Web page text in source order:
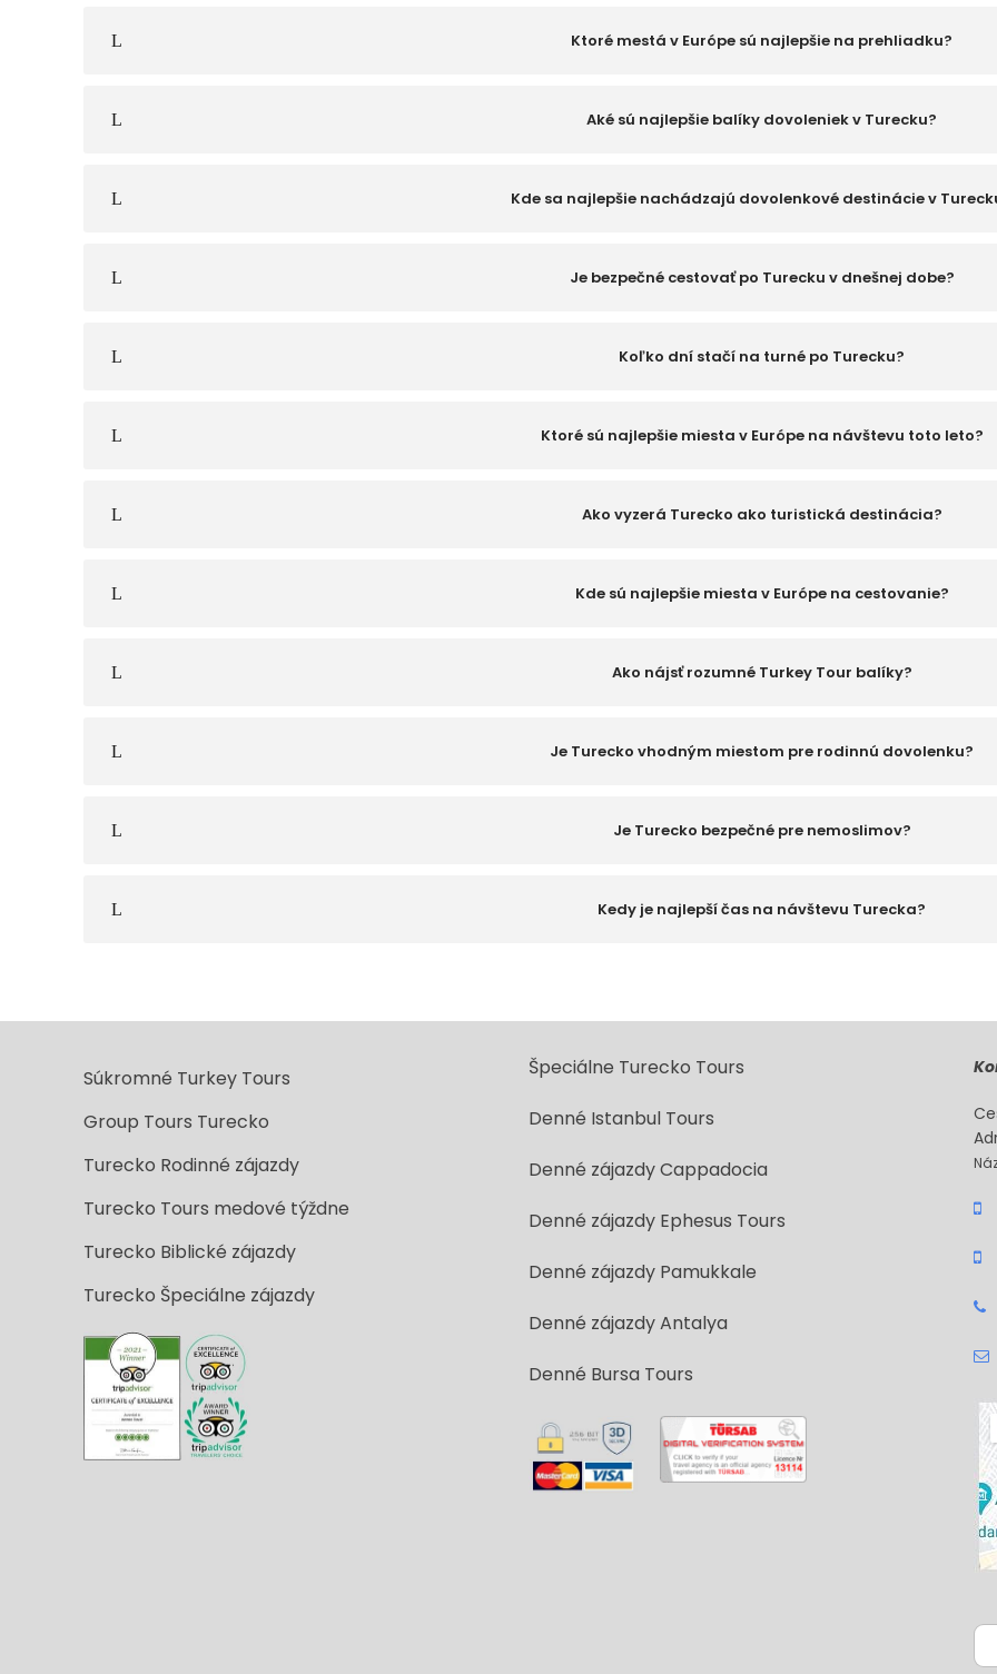
Ktoré mestá v Európe sú najlepšie na prehliadku?
Aké sú najlepšie balíky dovoleniek v Turecku?
Kde sa najlepšie nachádzajú dovolenkové destinácie v
Je bezpečné cestovať po Turecku v dnešnej dobe?
Koľko dní stačí na turné po Turecku?
Ktoré sú najlepšie miesta v Európe na návštevu toto leto?
Ako vyzerá Turecko ako turistická destinácia?
Kde sú najlepšie miesta v Európe na cestovanie?
Ako nájsť rozumné Turkey Tour balíky?
Je Turecko vhodným miestom pre rodinnú dovolenku?
Je Turecko bezpečné pre nemoslimov?
Kedy je najlepší čas na návštevu Turecka?
Súkromné Turkey Tours
Group Tours Turecko
Turecko Rodinné zájazdy
Turecko Tours medové týždne
Turecko Biblické zájazdy
Turecko Špeciálne zájazdy
Špeciálne Turecko Tours
Denné Istanbul Tours
Denné zájazdy Cappadocia
Denné zájazdy Ephesus Tours
Denné zájazdy Pamukkale
Denné zájazdy Antalya
Denné Bursa Tours